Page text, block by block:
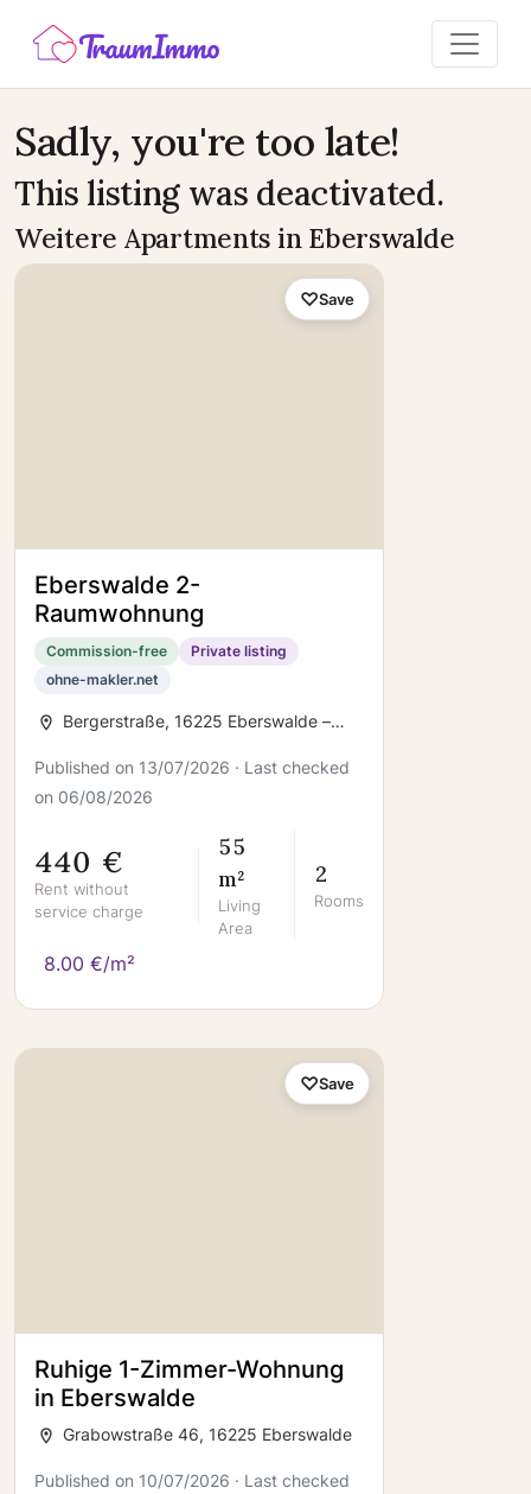
Sadly, you're too late!
This listing was deactivated.
Weitere Apartments in Eberswalde
Eberswalde 2-
Raumwohnung
Commission-free
Private listing
ohne-makler.net
Bergerstraße, 16225 Eberswalde –
Published on 13/07/2026 · Last checked
on 06/08/2026
440 €
Rent without
service charge
55
m²
Living
Area
2
Rooms
8.00 €/m²
Save
Ruhige 1-Zimmer-Wohnung
in Eberswalde
Grabowstraße 46, 16225 Eberswalde
Published on 10/07/2026 · Last checked
Save